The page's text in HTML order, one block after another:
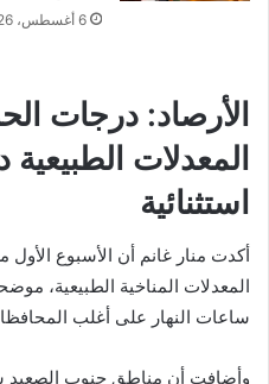
6 أغسطس، 2026
الأرصاد: درجات
المعدلات
استثنائية
أكدت منار غانم أن الأسبوع
المعدلات المناخية الطبيعية،
ساعات النهار على أغلب
وأضافت أن مناطق جنوب الصعيد